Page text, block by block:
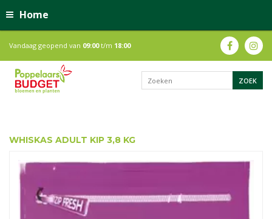
Home
Vandaag geopend van 09:00t/m 18:00
WHISKAS ADULT KIP 3,8 KG